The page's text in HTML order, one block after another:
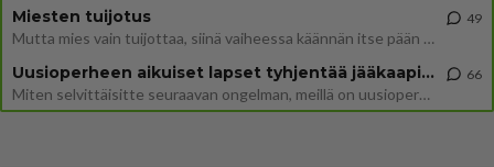
Miesten tuijotus
Mutta mies vain tuijottaa, siinä vaiheessa käännän itse pään pois. Mikä juttu? Yleensä jos joku tuijottaa tai katsoo, hä
49
Uusioperheen aikuiset lapset tyhjentää jääkaapin käydessään
Miten selvittäisitte seuraavan ongelman, meillä on uusioperhe, minulla teini-ikäiset lapset ja puolisolla aikuiset, jotk
66